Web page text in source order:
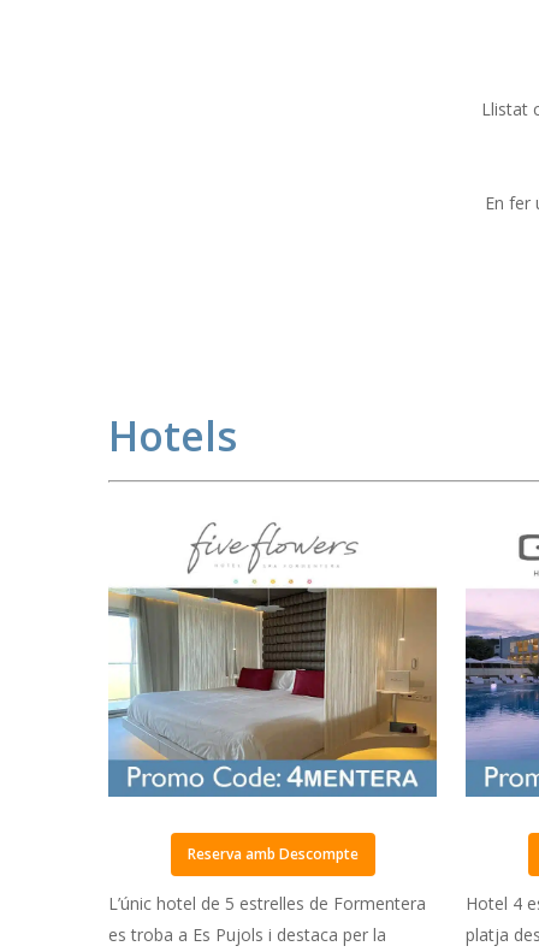
Llistat
En fer
Hotels
Reserva amb Descompte
L’únic hotel de 5 estrelles de Formentera
es troba a Es Pujols i destaca per la
Hotel 4
platja